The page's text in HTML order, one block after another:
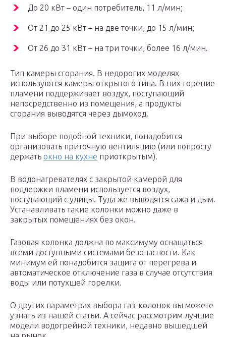
До 20 кВт – один потребитель, 11 л/мин;
От 21 до 25 кВт – на две точки, до 15 л/мин;
От 26 до 31 кВт – на три точки, более 16 л/мин.
Тип камеры сгорания. В недорогих моделях
используются камеры открытого типа. В них горение
пламени поддерживает воздух, поступающий
непосредственно из помещения, а продукты
сгорания выводятся через дымоход.
При выборе подобной техники, понадобится
организовать приточную вентиляцию (или попросту
держать окно на кухне приоткрытым).
В водонагревателях с закрытой камерой для
поддержки пламени используется воздух,
поступающий с улицы. Туда же выводятся сажа и дым.
Устанавливать такие колонки можно даже в
закрытых помещениях без окон.
Газовая колонка должна по максимуму оснащаться
всеми доступными системами безопасности. Как
минимум ей понадобится защита от перегрева и
автоматическое отключение газа в случае отсутствия
воды или потухшей горелки.
О других параметрах выбора газ-колонок вы можете
узнать из нашей статьи. А сейчас рассмотрим лучшие
модели водогрейной техники, недавно вышедшей